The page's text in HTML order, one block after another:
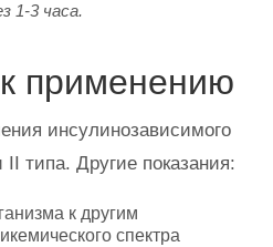
1-3 часа.
применению
инсулинозависимого
II типа. Другие показания:
к другим
спектра